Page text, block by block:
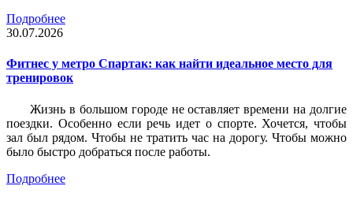
Подробнее
30.07.2026
Фитнес у метро Спартак: как найти идеальное место для
тренировок
Жизнь в большом городе не оставляет времени на долгие
поездки. Особенно если речь идет о спорте. Хочется, чтобы
зал был рядом. Чтобы не тратить час на дорогу. Чтобы можно
было быстро добраться после работы.
Подробнее